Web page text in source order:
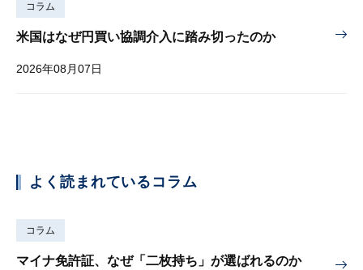
コラム
米国はなぜ円買い協調介入に踏み切ったのか
2026年08月07日
よく読まれているコラム
コラム
マイナ免許証、なぜ「二枚持ち」が選ばれるのか